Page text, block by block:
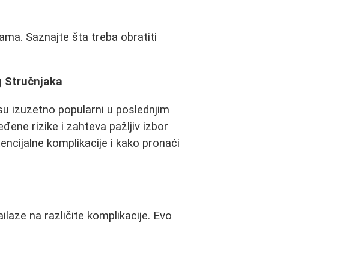
Saznajte šta treba obratiti
Stručnjaka
izuzetno popularni u poslednjim
rizike i zahteva pažljiv izbor
komplikacije i kako pronaći
na različite komplikacije. Evo